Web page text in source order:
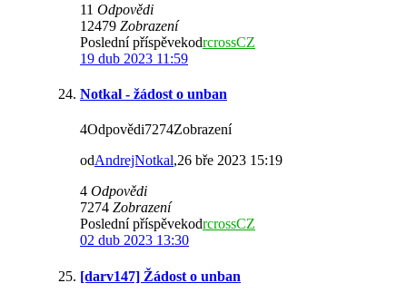
11 Odpovědi
12479 Zobrazení
Poslední příspěvekodrcrossCZ
19 dub 2023 11:59
Notkal - žádost o unban
4Odpovědi7274Zobrazení
odAndrejNotkal,26 bře 2023 15:19
4 Odpovědi
7274 Zobrazení
Poslední příspěvekodrcrossCZ
02 dub 2023 13:30
[darv147] Žádost o unban